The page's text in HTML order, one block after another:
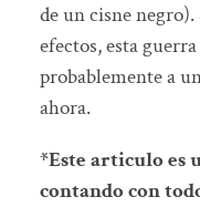
de un cisne
efectos, esta
probablemente a
ahora.
*Este articulo es
contando con